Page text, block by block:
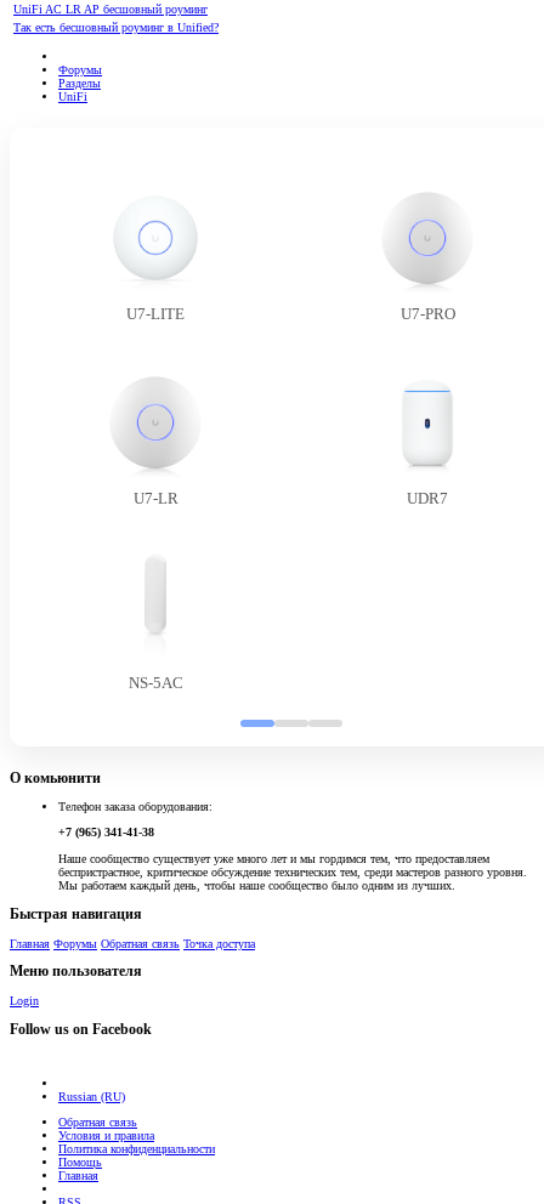
UniFi AC LR AP бесшовный роуминг
Так есть бесшовный роуминг в Unified?
Форумы
Разделы
UniFi
U7-LITE U7-PRO
U7-LR UDR7
NS-5AC
О комьюнити
Телефон заказа оборудования:
+7 (965) 341-41-38
Наше сообщество существует уже много лет и мы гордимся тем, что предоставляем
беспристрастное, критическое обсуждение технических тем, среди мастеров разного уровня.
Мы работаем каждый день, чтобы наше сообщество было одним из лучших.
Быстрая навигация
Главная Форумы Обратная связь Точка доступа
Меню пользователя
Login
Follow us on Facebook
Russian (RU)
Обратная связь
Условия и правила
Политика конфиденциальности
Помощь
Главная